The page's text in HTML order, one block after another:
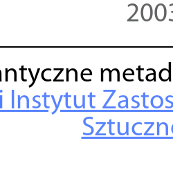
Instytut